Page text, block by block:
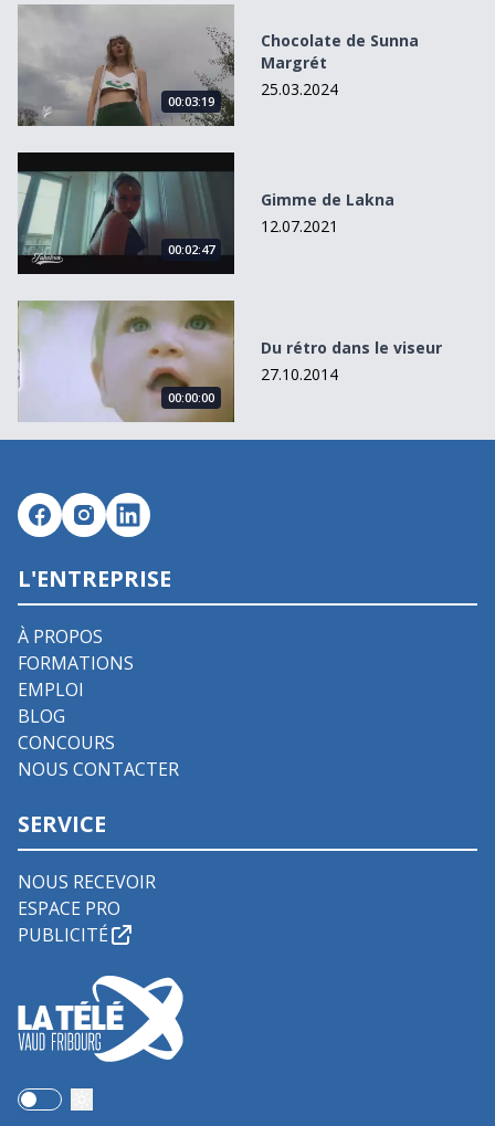
Chocolate de Sunna Margrét
00:03:19
Chocolate de Sunna
Margrét
25.03.2024
00:02:47
Gimme de Lakna
12.07.2021
Du rétro dans le viseur
00:00:00
Du rétro dans le viseur
27.10.2014
L'ENTREPRISE
À PROPOS
FORMATIONS
EMPLOI
BLOG
CONCOURS
NOUS CONTACTER
SERVICE
NOUS RECEVOIR
ESPACE PRO
PUBLICITÉ
Use setting